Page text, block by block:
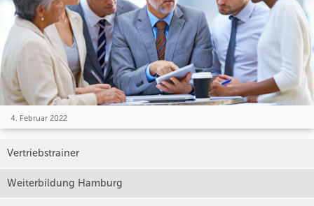
4. Februar 2022
Vertriebstrainer
Weiterbildung Hamburg